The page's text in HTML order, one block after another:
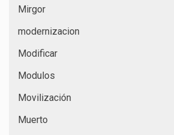
Mirgor
modernizacion
Modificar
Modulos
Movilización
Muerto